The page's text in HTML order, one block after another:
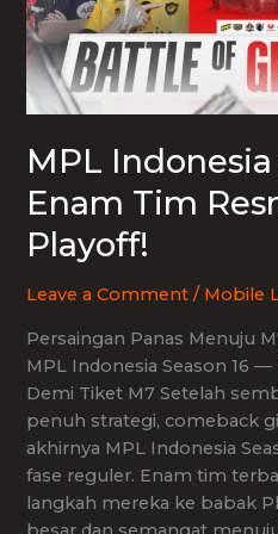
MPL
Enam Tim
Playoff!
Leave a Comment / Mobile
Persaingan Panas Menuju
MPL Indonesia Season 16
Demi Tiket M7 Setelah
penuh strategi, comeback
akhirnya MPL Indonesia
fase reguler. Enam tim
langkah mereka ke babak